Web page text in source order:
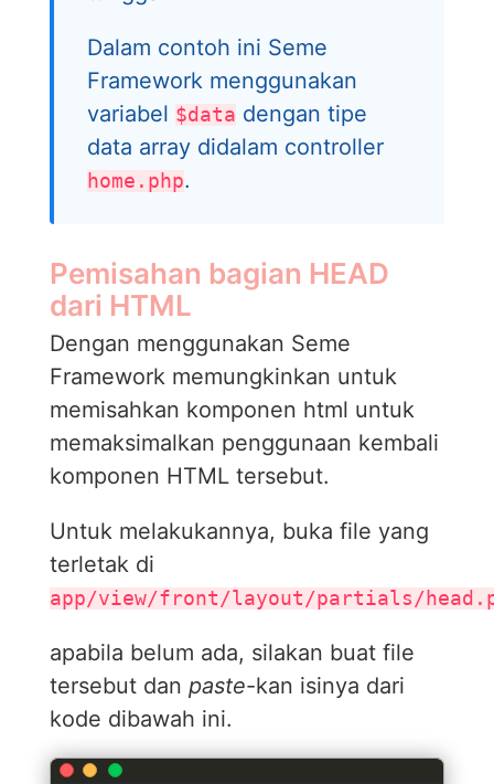
Dalam contoh ini Seme
Framework menggunakan
variabel $data dengan tipe
data array didalam controller
home.php.
Pemisahan bagian HEAD
dari HTML
Dengan menggunakan Seme
Framework memungkinkan untuk
memisahkan komponen html untuk
memaksimalkan penggunaan kembali
komponen HTML tersebut.
Untuk melakukannya, buka file yang
terletak di
app/view/front/layout/partials/
apabila belum ada, silakan buat file
tersebut dan paste-kan isinya dari
kode dibawah ini.